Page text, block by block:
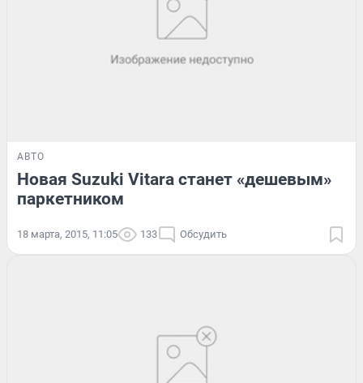
АВТО
Новая Suzuki Vitara станет «дешевым»
паркетником
18 марта, 2015, 11:05 133 Обсудить